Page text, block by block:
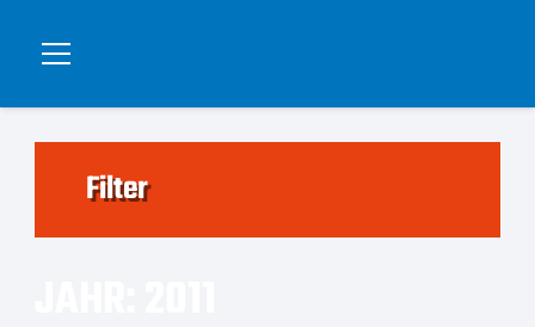
Filter